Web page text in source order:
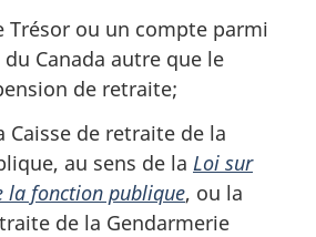
Trésor ou un compte parmi
Canada autre que le
de retraite;
Caisse de retraite de la
au sens de la Loi sur
la fonction publique, ou la
de la Gendarmerie